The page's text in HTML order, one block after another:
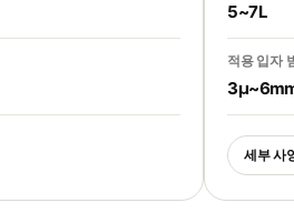
5~7L
적용 입자
세부 사